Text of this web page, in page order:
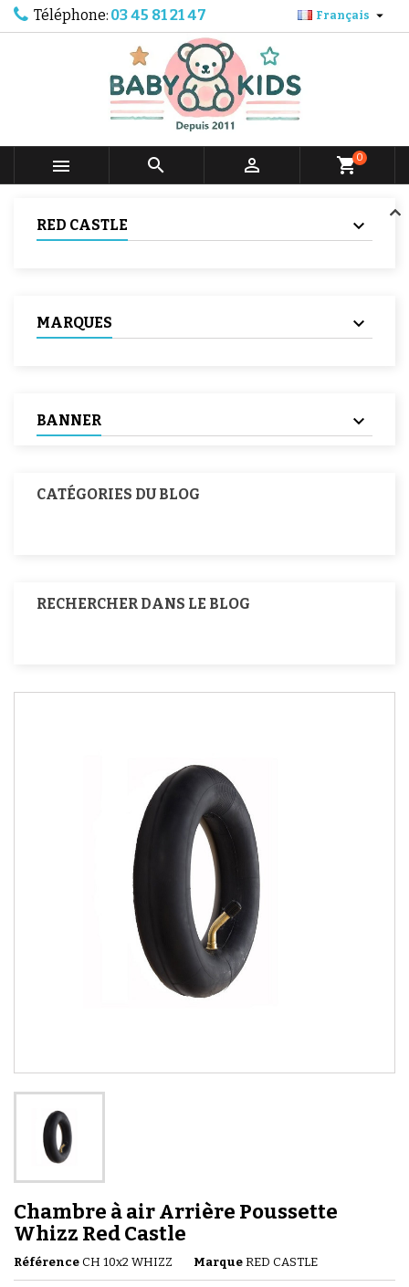
Téléphone: 03 45 81 21 47 Français 
   shopping_cart0
RED CASTLE
MARQUES
BANNER
CATÉGORIES DU BLOG
RECHERCHER DANS LE BLOG
Chambre à air Arrière Poussette
Whizz Red Castle
Référence CH 10x2 WHIZZ Marque RED CASTLE